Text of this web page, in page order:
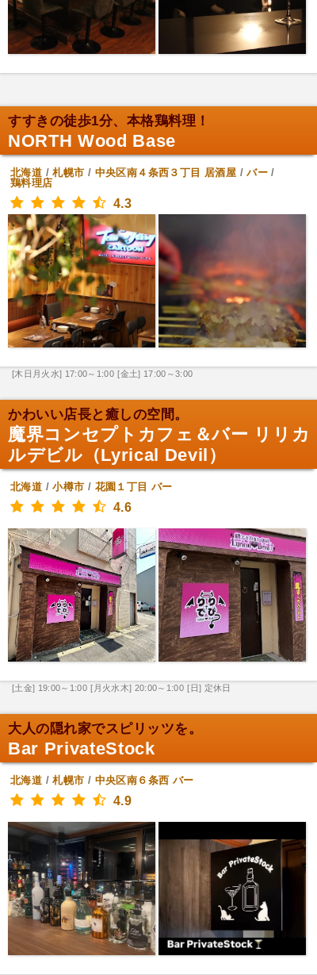
すすきの徒歩1分、本格鶏料理！
NORTH Wood Base
北海道 /札幌市 / 中央区南４条西３丁目 居酒屋 /バー /
鶏料理店
4.3
[木日月火水] 17:00～1:00 [金土] 17:00～3:00
かわいい店長と癒しの空間。
魔界コンセプトカフェ＆バー リリカ
ルデビル（Lyrical Devil）
北海道 /小樽市 / 花園１丁目 バー
4.6
[土金] 19:00～1:00 [月火水木] 20:00～1:00 [日] 定休日
大人の隠れ家でスピリッツを。
Bar PrivateStock
北海道 /札幌市 / 中央区南６条西 バー
4.9